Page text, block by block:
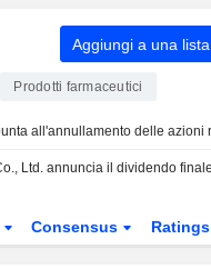
Aggiungi a una lista
Prodotti farmaceutici
Consensus Ratings